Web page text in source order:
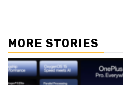
MORE STORIES